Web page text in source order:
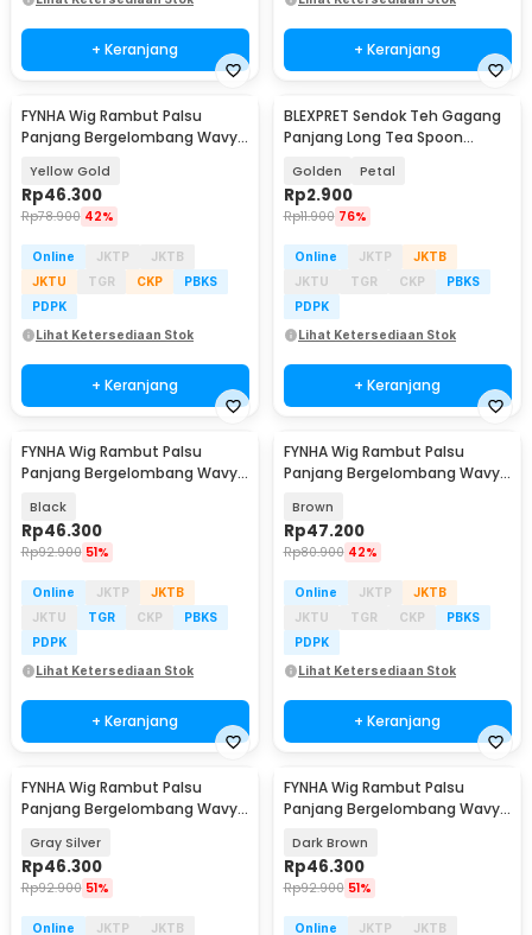
+ Keranjang + Keranjang
FYNHA Wig Rambut Palsu
Panjang Bergelombang Wavy
Yellow Gold
Rp46.300
Rp78.900 42%
Online JKTP
JKTB
JKTU
TGR CKP
PBKS
PDPK
Lihat Ketersediaan Stok
+ Keranjang
BLEXPRET Sendok Teh Gagang
Panjang Long Tea Spoon
Golden Petal
Rp2.900
Rp11.900 76%
Online JKTP
JKTB
JKTU
TGR CKP
PBKS
PDPK
Lihat Ketersediaan Stok
+ Keranjang
FYNHA Wig Rambut Palsu
Panjang Bergelombang Wavy
Black
Rp46.300
Rp92.900 51%
Online JKTP
JKTB
JKTU
TGR CKP
PBKS
PDPK
Lihat Ketersediaan Stok
+ Keranjang
FYNHA Wig Rambut Palsu
Panjang Bergelombang Wavy
Brown
Rp47.200
Rp80.900 42%
Online JKTP
JKTB
JKTU
TGR CKP
PBKS
PDPK
Lihat Ketersediaan Stok
+ Keranjang
FYNHA Wig Rambut Palsu
Panjang Bergelombang Wavy
Gray Silver
Rp46.300
Rp92.900 51%
Online JKTP
JKTB
FYNHA Wig Rambut Palsu
Panjang Bergelombang Wavy
Dark Brown
Rp46.300
Rp92.900 51%
Online JKTP
JKTB